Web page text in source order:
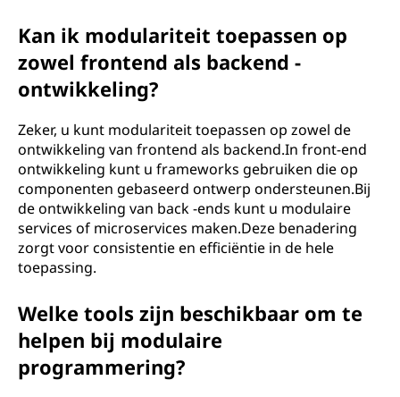
Kan ik modulariteit toepassen op
zowel frontend als backend -
ontwikkeling?
Zeker, u kunt modulariteit toepassen op zowel de
ontwikkeling van frontend als backend.In front-end
ontwikkeling kunt u frameworks gebruiken die op
componenten gebaseerd ontwerp ondersteunen.Bij
de ontwikkeling van back -ends kunt u modulaire
services of microservices maken.Deze benadering
zorgt voor consistentie en efficiëntie in de hele
toepassing.
Welke tools zijn beschikbaar om te
helpen bij modulaire
programmering?